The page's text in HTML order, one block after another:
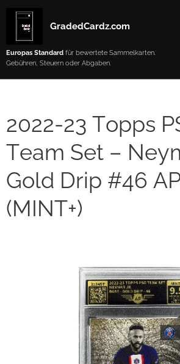
GradedCardz.com
Europas Standard für bewertete Sammelkarten.
Gebühren, Steuern oder Abgaben.
2022-23 Topps
Team Set –
Gold Drip #46
(MINT+)